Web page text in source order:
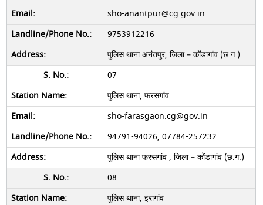
sho-anantpur@cg.gov.in
9753912216
पुलिस थाना अनंतपुर, जिला – कोंडागांव (छ.ग.)
07
पुलिस थाना, फरसगांव
sho-farasgaon.cg@gov.in
94791-94026, 07784-257232
पुलिस थाना फरसगांव , जिला – कोंडागांव (छ.ग.)
08
पुलिस थाना, इरागांव